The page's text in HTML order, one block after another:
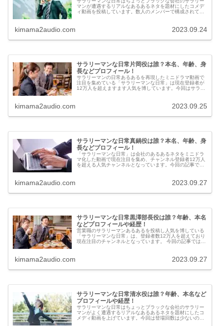
マンが遭遇するリアルなあるあるネタを題材にしたコメデ
ィ動画を投稿しています。数人のメンバーで構成されてお
kimama2audio.com 2023.09.24
サラリーマンな日常片岡役は誰？本名、年齢、身
長などプロフィール！
サラリーマンの日常あるあるを再現したミニドラマ動画で
注目を集めている「サラリーマンな日常」は現在登録者が
12万人を超えますます人気を博しています。今回はサラリ
kimama2audio.com 2023.09.25
サラリーマンな日常真鍋役は誰？本名、年齢、身
長などプロフィール！
「サラリーマンな日常」は会社のあるあるネタをミニドラ
マ化した動画で現在注目を集め、チャンネル登録者12万人
を超える人気チャンネルとなっています。今回の記事で
kimama2audio.com 2023.09.27
サラリーマンな日常黒澤部長役は誰？年齢、本名
などプロフィールや経歴！
営業職のサラリーマンあるあるを投稿し人気を博している
「サラリーマンな日常」は、登録者数12万人を超えており
現在注目のチャンネルとなっています。 今回の記事ではサ
kimama2audio.com 2023.09.27
サラリーマンな日常清水役は誰？年齢、本名など
プロフィールや経歴！
サラリーマンな日常はちょっとブラックな会社のサラリー
マンがよく遭遇するリアルなあるあるネタを題材にしたコ
メディ動画を上げています。今回は登場回数は少ないので